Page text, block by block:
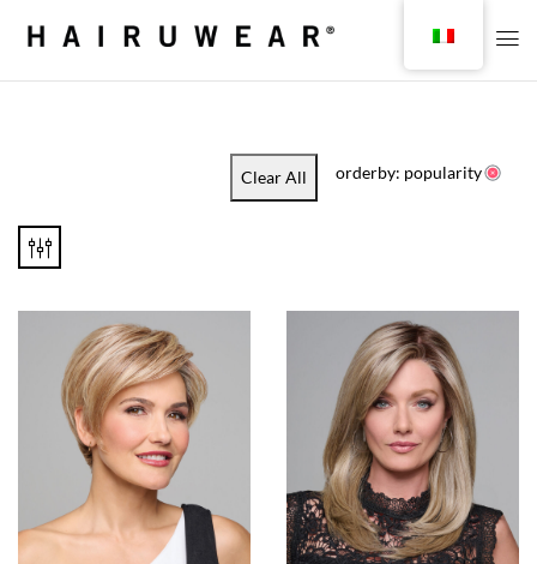
Clear All orderby: popularity